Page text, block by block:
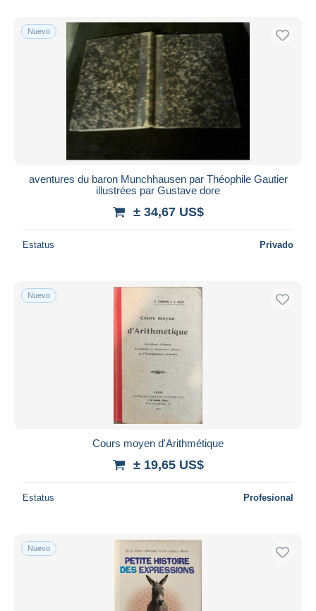
Sólo con descuento
Envío gratis
Métodos de pago
PayPal
Transferencia bancaria
Visa
Bancontact
iDeal
Maestro
Residencia del vendedor
Nuevo
aventures du baron Munchhausen par Théophile Gautier
illustrées par Gustave dore
± 34,67 US$
Estatus Privado
Nuevo
Cours moyen d'Arithmétique
± 19,65 US$
Estatus Profesional
Nuevo